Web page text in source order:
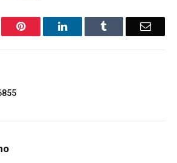
Pinterest LinkedIn Email